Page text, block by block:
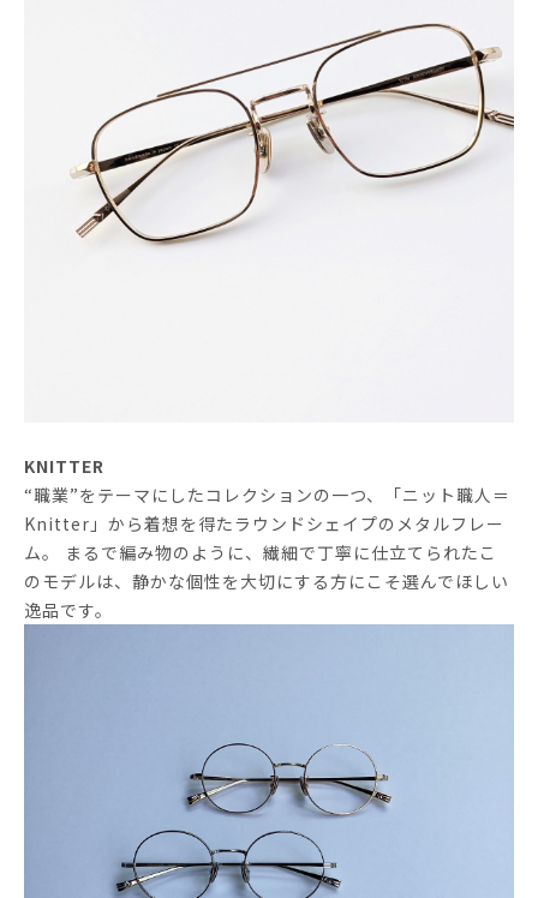
KNITTER
“職業”をテーマにしたコレクションの一つ、「ニット職人＝
Knitter」から着想を得たラウンドシェイプのメタルフレー
ム。 まるで編み物のように、繊細で丁寧に仕立てられたこ
のモデルは、静かな個性を大切にする方にこそ選んでほしい
逸品です。